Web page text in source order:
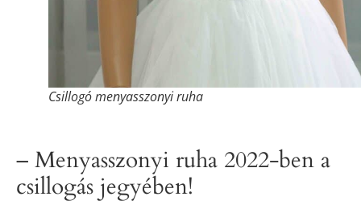
Csillogó menyasszonyi ruha
– Menyasszonyi ruha 2022-ben a
csillogás jegyében!